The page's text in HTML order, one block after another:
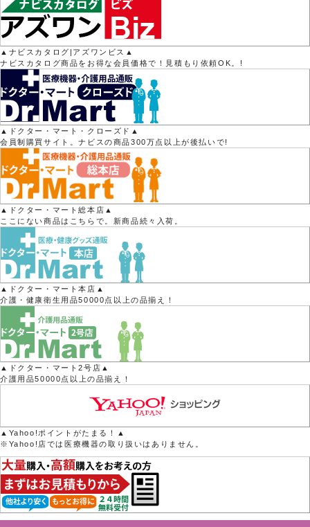
▲ナビスカタログ|アズワンビス▲
ナビスカタログ商品をお得な会員価格で！見積もり依頼OK。!
▲ドクター・マート・クローズド▲
会員制購買サイト。ナビスの商品300万点以上が後払いで!
▲ドクター・マート総本店▲
ここにない商品はこちらで。新商品続々入荷。
▲ドクター・マート本店▲
介護・健康衛生用品50000点以上の品揃え！
▲ドクター・マート2号店▲
介護用品50000点以上の品揃え！
▲Yahoo!ポイントがたまる！▲
※Yahoo!店では医療機器の取り扱いはありません。